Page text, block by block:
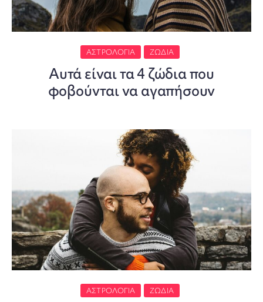
ΑΣΤΡΟΛΟΓΊΑ ΖΏΔΙΑ
Αυτά είναι τα 4 ζώδια που
φοβούνται να αγαπήσουν
ΑΣΤΡΟΛΟΓΊΑ ΖΏΔΙΑ